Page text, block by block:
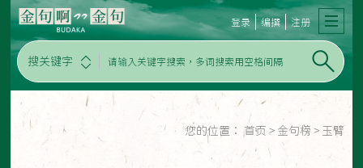
搜关键字
登录 编撰 注册
您的位置： 首页 > 金句榜 > 玉臂